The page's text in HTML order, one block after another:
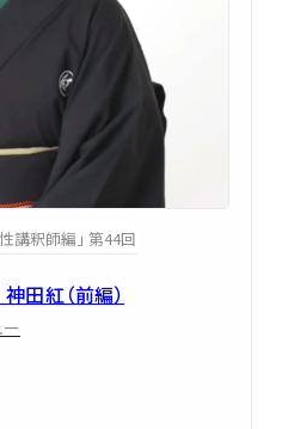
講釈師編」 第44回
田紅（前編）